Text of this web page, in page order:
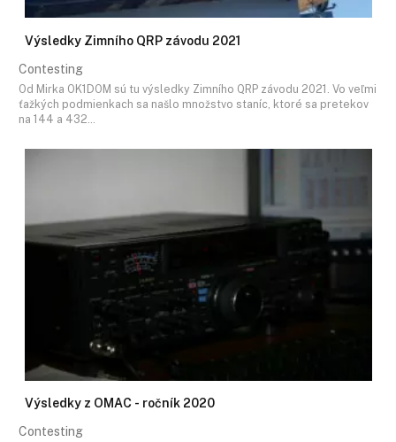
Výsledky Zimního QRP závodu 2021
Contesting
Od Mirka OK1DOM sú tu výsledky Zimního QRP závodu 2021. Vo veľmi
ťažkých podmienkach sa našlo množstvo staníc, ktoré sa pretekov
na 144 a 432…
Výsledky z OMAC - ročník 2020
Contesting